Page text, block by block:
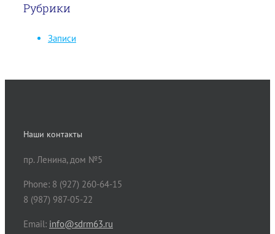
Рубрики
Записи
Наши контакты
пр. Ленина, дом №5
Phone: 8 (927) 260-64-15
8 (987) 987-05-22
Email: info@sdrm63.ru